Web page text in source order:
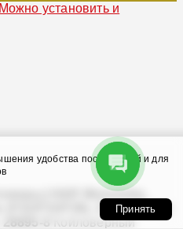
Можно установить и
H&R Monotube,
(F32/F33/F36), 2013-2021 (с
8
Койловерный
удобства посетителей и для
Принять